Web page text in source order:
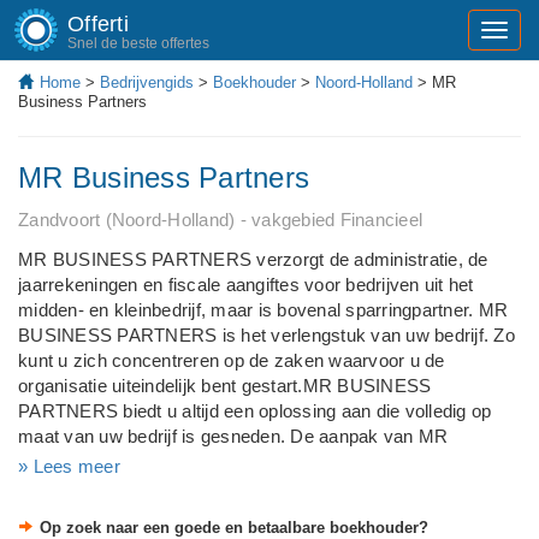
Offerti
Snel de beste offertes
Home > Bedrijvengids > Boekhouder > Noord-Holland > MR
Business Partners
MR Business Partners
Zandvoort (Noord-Holland) - vakgebied Financieel
MR BUSINESS PARTNERS verzorgt de administratie, de
jaarrekeningen en fiscale aangiftes voor bedrijven uit het
midden- en kleinbedrijf, maar is bovenal sparringpartner. MR
BUSINESS PARTNERS is het verlengstuk van uw bedrijf. Zo
kunt u zich concentreren op de zaken waarvoor u de
organisatie uiteindelijk bent gestart.MR BUSINESS
PARTNERS biedt u altijd een oplossing aan die volledig op
maat van uw bedrijf is gesneden. De aanpak van MR
BUSINESS PARTNERS kenmerkt zich door een uitstekende
» Lees meer
Op zoek naar een goede en betaalbare boekhouder?